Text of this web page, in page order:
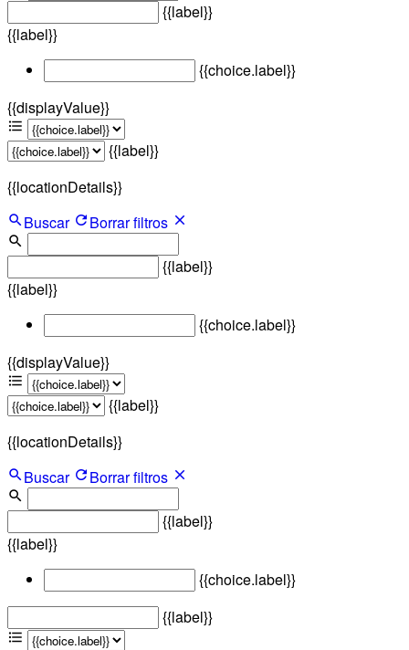
{{label}}
{{label}}
{{choice.label}}
{{displayValue}}
{{label}}
{{locationDetails}}
Buscar
Borrar filtros
{{label}}
{{label}}
{{choice.label}}
{{displayValue}}
{{label}}
{{locationDetails}}
Buscar
Borrar filtros
{{label}}
{{label}}
{{choice.label}}
{{label}}